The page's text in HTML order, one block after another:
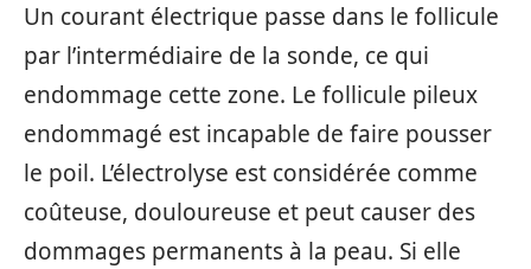
Un courant électrique passe dans le follicule
par l’intermédiaire de la sonde, ce qui
endommage cette zone. Le follicule pileux
endommagé est incapable de faire pousser
le poil. L’électrolyse est considérée comme
coûteuse, douloureuse et peut causer des
dommages permanents à la peau. Si elle